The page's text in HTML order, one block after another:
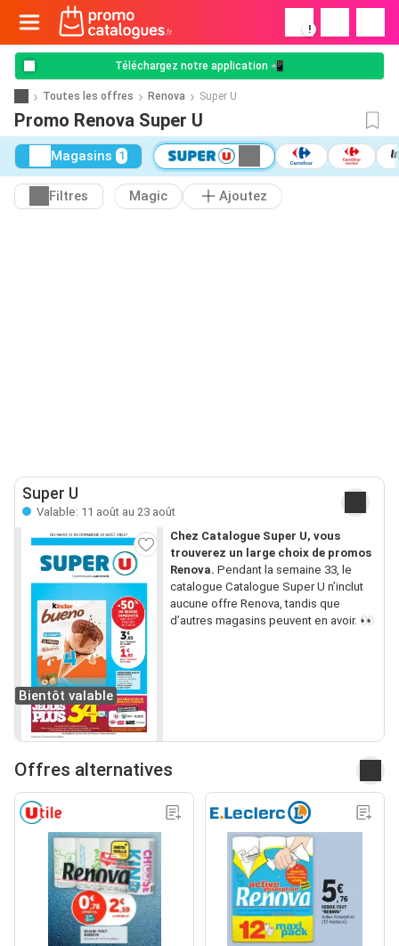
!
Téléchargez notre application 📲
Toutes les offres Renova Super U
Promo Renova Super U
Magasins 1
Filtres Magic Ajoutez
Super U
Valable: 11 août au 23 août
Bientôt valable
Chez Catalogue Super U, vous
trouverez un large choix de promos
Renova. Pendant la semaine 33, le
catalogue Catalogue Super U n’inclut
aucune offre Renova, tandis que
d’autres magasins peuvent en avoir. 👀
Offres alternatives